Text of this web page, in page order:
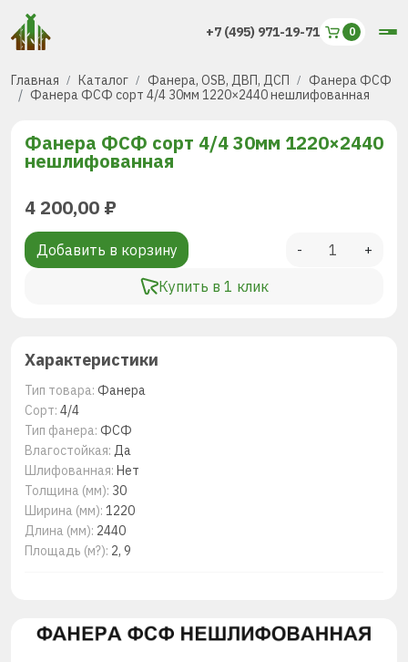
+7 (495) 971-19-71
Главная Каталог Фанера, OSB, ДВП, ДСП
Фанера ФСФ
Фанера ФСФ сорт 4/4 30мм 1220×2440 нешлифованная
Фанера ФСФ сорт 4/4 30мм 1220×2440
нешлифованная
4 200,00 ₽
Добавить в корзину
Купить в 1 клик
- +
Характеристики
Тип товара: Фанера
Сорт: 4/4
Тип фанера: ФСФ
Влагостойкая: Да
Шлифованная: Нет
Толщина (мм): 30
Ширина (мм): 1220
Длина (мм): 2440
Площадь (м?): 2, 9